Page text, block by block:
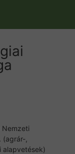
Nemzeti
,
alapvetések)